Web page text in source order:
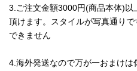
3.ご注文金額3000円(商品本体)
頂けます。スタイルが写真通り
できません
4.海外発送なので万が一おまけ